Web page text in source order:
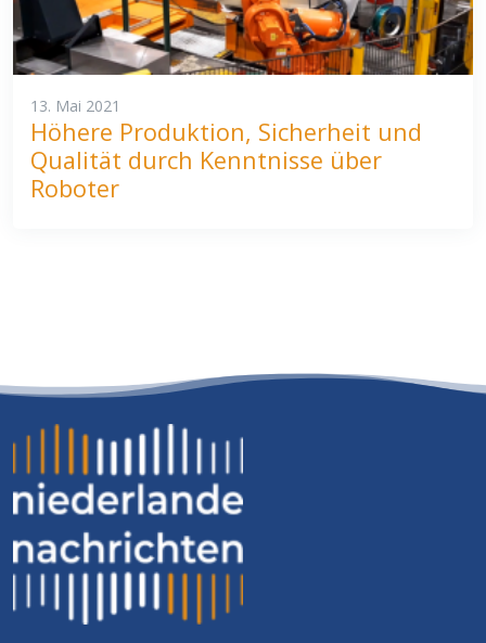
13. Mai 2021
Höhere Produktion, Sicherheit und
Qualität durch Kenntnisse über
Roboter